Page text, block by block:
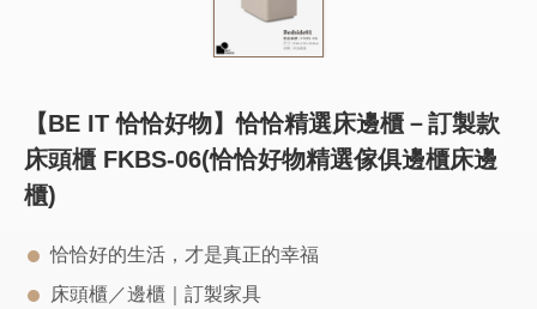
【BE IT 恰恰好物】恰恰精選床邊櫃－訂製款
床頭櫃 FKBS-06(恰恰好物精選傢俱邊櫃床邊
櫃)
恰恰好的生活，才是真正的幸福
床頭櫃／邊櫃｜訂製家具